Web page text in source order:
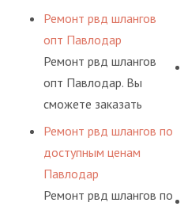
гидросистем Вашего
предприятия.
сервис РВД на разовой
основе либо на
условиях
долговременного
комплексного
гидросистем Вашего
предприятия.
Ремонт рвд шлангов
опт Павлодар
Ремонт рвд шлангов
опт Павлодар. Вы
сможете заказать
сервис РВД на разовой
основе либо на
условиях
долговременного
комплексного
Ремонт рвд шлангов по
доступным ценам
Павлодар
Ремонт рвд шлангов по